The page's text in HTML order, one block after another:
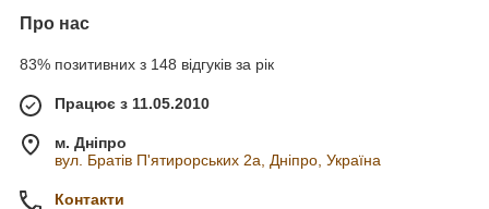
Про нас
83% позитивних з 148 відгуків за рік
Працює з 11.05.2010
м. Дніпро
вул. Братів П'ятирорських 2а, Дніпро, Україна
Контакти